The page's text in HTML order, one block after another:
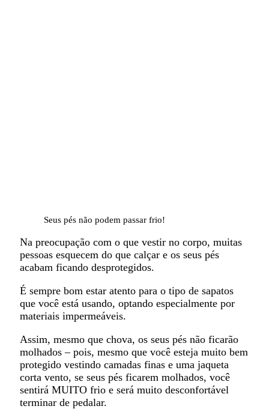
Seus pés não podem passar frio!
Na preocupação com o que vestir no corpo, muitas
pessoas esquecem do que calçar e os seus pés
acabam ficando desprotegidos.
É sempre bom estar atento para o tipo de sapatos
que você está usando, optando especialmente por
materiais impermeáveis.
Assim, mesmo que chova, os seus pés não ficarão
molhados – pois, mesmo que você esteja muito bem
protegido vestindo camadas finas e uma jaqueta
corta vento, se seus pés ficarem molhados, você
sentirá MUITO frio e será muito desconfortável
terminar de pedalar.